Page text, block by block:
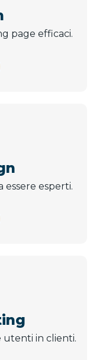
page efficaci.
essere esperti.
utenti in clienti.